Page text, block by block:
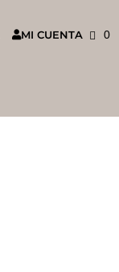
MI CUENTA
0